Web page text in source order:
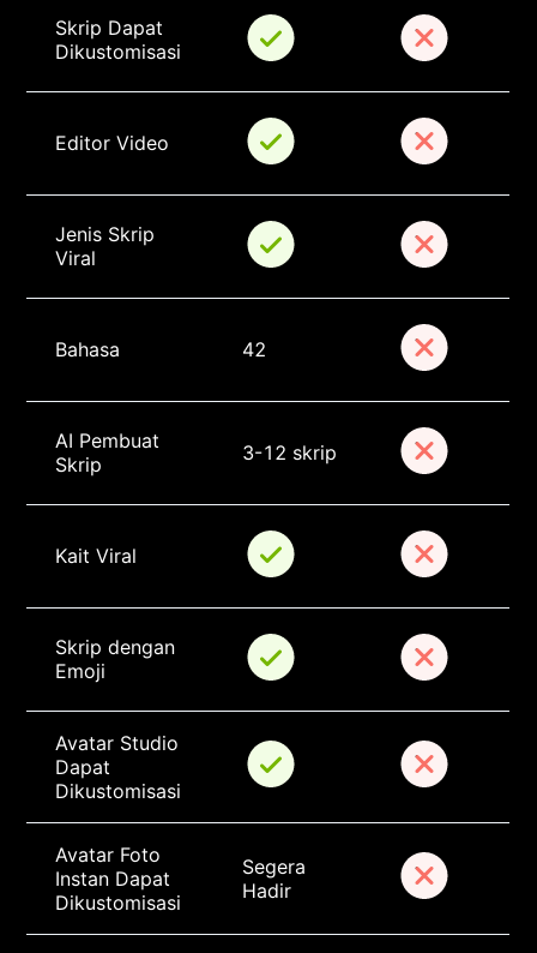
Skrip Dapat
Dikustomisasi
Editor Video
Jenis Skrip
Viral
Bahasa 42
AI Pembuat
Skrip
3-12 skrip
Kait Viral
Skrip dengan
Emoji
Avatar Studio
Dapat
Dikustomisasi
Avatar Foto
Instan Dapat
Dikustomisasi
Segera
Hadir